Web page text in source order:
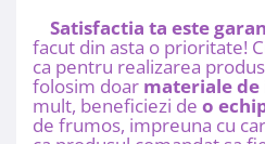
Satisfactia ta este
facut din asta o prioritate!
ca pentru realizarea
folosim doar materiale
mult, beneficiezi de o
de frumos, impreuna cu